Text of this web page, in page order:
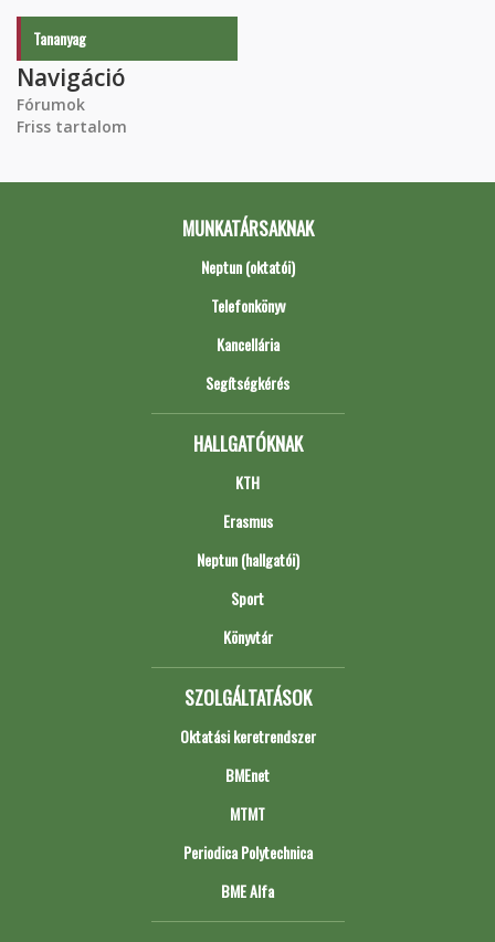
Tananyag
Navigáció
Fórumok
Friss tartalom
MUNKATÁRSAKNAK
Neptun (oktatói)
Telefonkönyv
Kancellária
Segítségkérés
HALLGATÓKNAK
KTH
Erasmus
Neptun (hallgatói)
Sport
Könyvtár
SZOLGÁLTATÁSOK
Oktatási keretrendszer
BMEnet
MTMT
Periodica Polytechnica
BME Alfa